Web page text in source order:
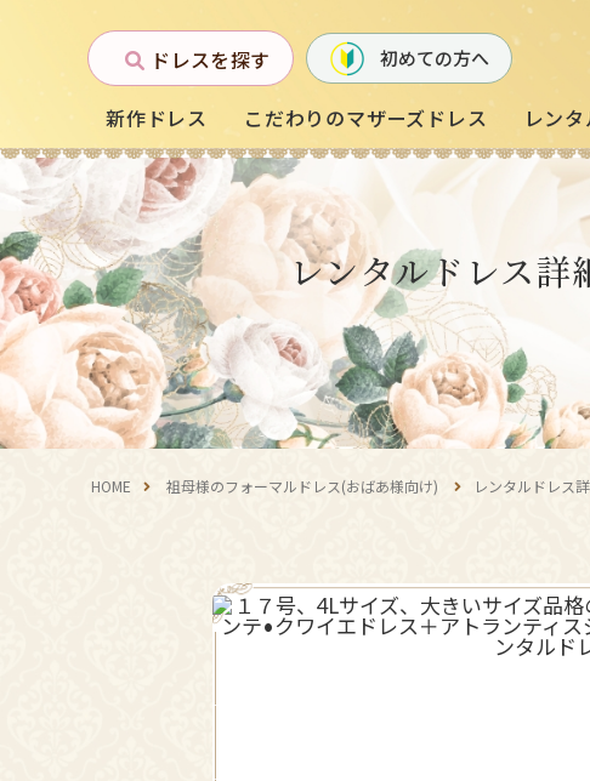
ドレスを探す 初めての方へ
新作ドレス こだわりのマザーズドレス レン
お母様フォーマルドレス
(マザーズドレス)
フ
中学生・高校生向け
ドレス（140〜160サイズ） プ
レンタルドレス詳
HOME 祖母様のフォーマルドレス(おばあ様向け) レンタルドレス